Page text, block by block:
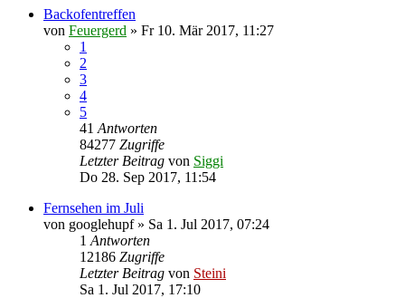
Backofentreffen
von Feuergerd » Fr 10. Mär 2017, 11:27
1
2
3
4
5
41 Antworten
84277 Zugriffe
Letzter Beitrag von Siggi
Do 28. Sep 2017, 11:54
Fernsehen im Juli
von googlehupf» Sa 1. Jul 2017, 07:24
1 Antworten
12186 Zugriffe
Letzter Beitrag von Steini
Sa 1. Jul 2017, 17:10